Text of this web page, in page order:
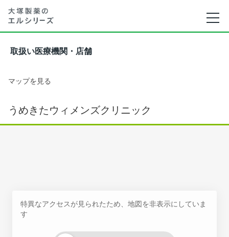
取扱い医療機関・店舗
マップを見る
うめきたウィメンズクリニック
特異なアクセスが見られたため、地図を非表示にしていま
す